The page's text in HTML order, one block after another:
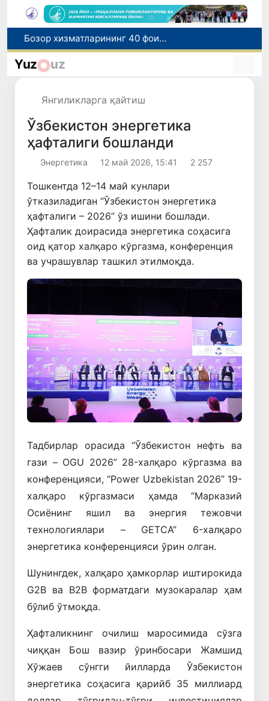
Бозор хизматларининг 40 фоиздан ортиғи пойтахт ҳиссасига тўғри келмоқда
“Мен таниган Ўзбекистон!”
Yuz uz
Янгиликларга қайтиш
Ўзбекистон энергетика
ҳафталиги бошланди
Энергетика 12 май 2026, 15:41 2 257
Тошкентда 12–14 май кунлари
ўтказиладиган “Ўзбекистон энергетика
ҳафталиги – 2026” ўз ишини бошлади.
Ҳафталик доирасида энергетика соҳасига
оид қатор халқаро кўргазма, конференция
ва учрашувлар ташкил этилмоқда.
Тадбирлар орасида “Ўзбекистон нефть ва
гази – OGU 2026” 28-халқаро кўргазма ва
конференцияси, “Power Uzbekistan 2026” 19-
халқаро кўргазмаси ҳамда “Марказий
Осиёнинг яшил ва энергия тежовчи
технологиялари – GETCA” 6-халқаро
энергетика конференцияси ўрин олган.
Шунингдек, халқаро ҳамкорлар иштирокида
G2B ва B2B форматдаги музокаралар ҳам
бўлиб ўтмоқда.
Ҳафталикнинг очилиш маросимида сўзга
чиққан Бош вазир ўринбосари Жамшид
Хўжаев сўнгги йилларда Ўзбекистон
энергетика соҳасига қарийб 35 миллиард